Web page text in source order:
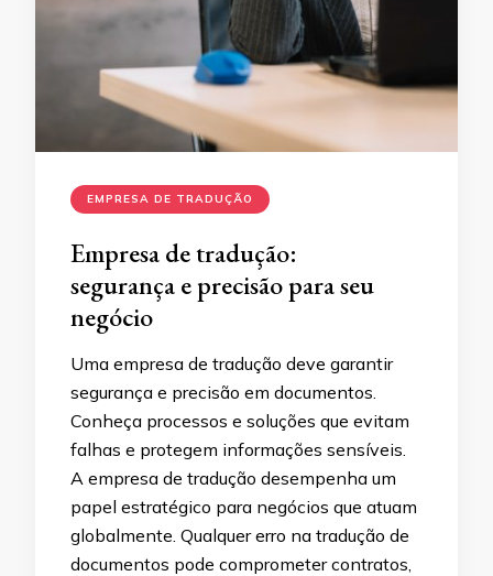
EMPRESA DE TRADUÇÃO
Empresa de tradução:
segurança e precisão para seu
negócio
Uma empresa de tradução deve garantir
segurança e precisão em documentos.
Conheça processos e soluções que evitam
falhas e protegem informações sensíveis.
A empresa de tradução desempenha um
papel estratégico para negócios que atuam
globalmente. Qualquer erro na tradução de
documentos pode comprometer contratos,